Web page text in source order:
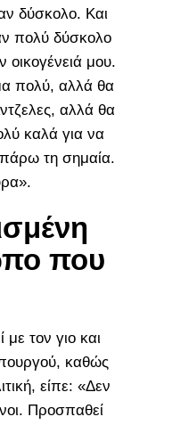
δύσκολο. Και
πολύ δύσκολο
οικογένειά μου.
πολύ, αλλά θα
αλλά θα
καλά για να
τη σημαία.
που
με τον γιο και
καθώς
είπε: «Δεν
Προσπαθεί